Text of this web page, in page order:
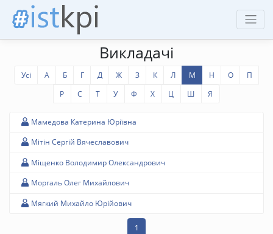
Викладачі
Усі А Б Г Д Ж З К Л М Н О
П
Р
С Т У Ф Х Ц Ш Я
Мамедова Катерина Юріївна
Мітін Сергій Вячеславович
Міщенко Володимир Олександрович
Моргаль Олег Михайлович
Мягкий Михайло Юрійович
1